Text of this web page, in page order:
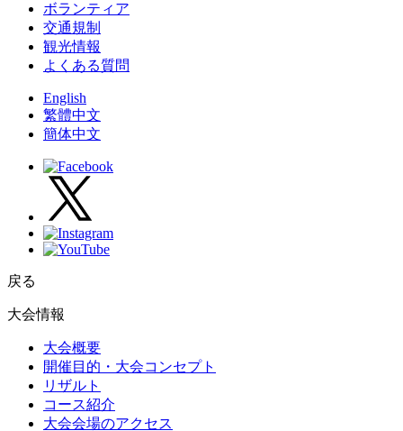
ボランティア
交通規制
観光情報
よくある質問
English
繁體中文
簡体中文
戻る
大会情報
大会概要
開催目的・大会コンセプト
リザルト
コース紹介
大会会場のアクセス